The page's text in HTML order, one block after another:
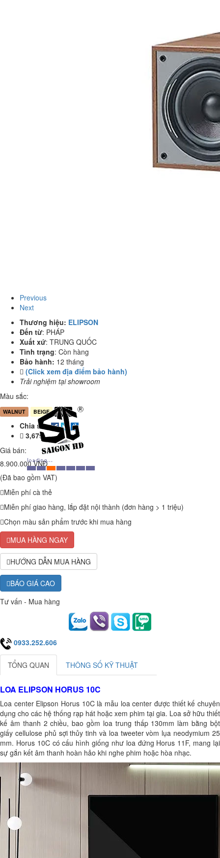
Previous
Next
Thương hiệu: ELIPSON
Đến từ: PHÁP
Xuất xứ: TRUNG QUỐC
Tình trạng: Còn hàng
Bảo hành: 12 tháng
(Click xem địa điểm bảo hành)
Trải nghiệm tại showroom
Màu sắc:
WALNUT BEIGE ĐEN
Chia sẻ:
3,679
Giá bán:
8.900.000 VNĐ
(Đã bao gồm VAT)
Miễn phí cà thẻ
Miễn phí giao hàng, lắp đặt nội thành (đơn hàng > 1 triệu)
Chọn màu sản phẩm trước khi mua hàng
MUA HÀNG NGAY
HƯỚNG DẪN MUA HÀNG
BÁO GIÁ CAO
Tư vấn - Mua hàng
0933.252.606
TỔNG QUAN THÔNG SỐ KỸ THUẬT
LOA ELIPSON HORUS 10C
Loa center Elipson Horus 10C là mẫu loa center được thiết kế chuyên
dụng cho các hệ thống rạp hát hoặc xem phim tại gia. Loa sở hữu thiết
kế âm thanh 2 chiều, bao gồm loa trung thấp 130mm làm bằng bột
giấy cellulose phủ sợi thủy tinh và loa tweeter vòm lụa neodymium 25
mm. Horus 10C có cấu hình giống như loa đứng Horus 11F, mang lại
sự gắn kết âm thanh hoàn hảo khi nghe phim hoặc hòa nhạc.